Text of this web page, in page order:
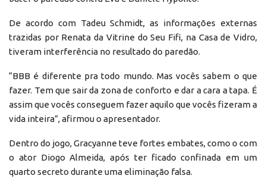
De acordo com Tadeu Schmidt, as informações externas
trazidas por Renata da Vitrine do Seu Fifi, na Casa de Vidro,
tiveram interferência no resultado do paredão.
“BBB é diferente pra todo mundo. Mas vocês sabem o que
fazer. Tem que sair da zona de conforto e dar a cara a tapa. É
assim que vocês conseguem fazer aquilo que vocês fizeram a
vida inteira”, afirmou o apresentador.
Dentro do jogo, Gracyanne teve fortes embates, como o com
o ator Diogo Almeida, após ter ficado confinada em um
quarto secreto durante uma eliminação falsa.